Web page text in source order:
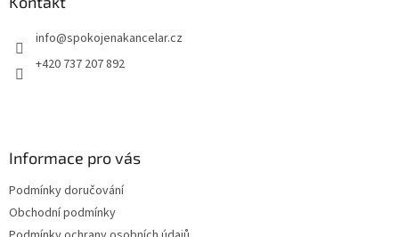
info@spokojenakancelar.cz
+420 737 207 892
Informace pro vás
Podmínky doručování
Obchodní podmínky